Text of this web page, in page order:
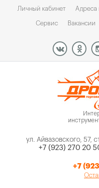
Личный кабинет Адреса
Сервис Вакансии
ул. Айвазовского, 57,
+7 (923) 270 20
+7